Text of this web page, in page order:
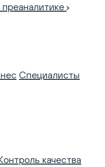
Специалисты
качества